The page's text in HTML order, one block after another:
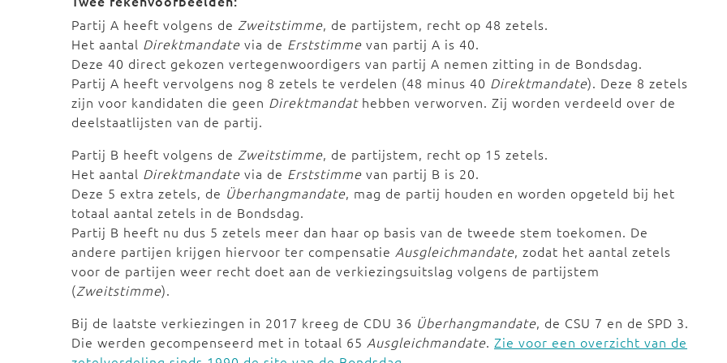
Partij A heeft volgens de Zweitstimme, de partijstem, recht op 48 zetels.
Het aantal Direktmandate via de Erststimme van partij A is 40.
Deze 40 direct gekozen vertegenwoordigers van partij A nemen zitting in de Bondsdag.
Partij A heeft vervolgens nog 8 zetels te verdelen (48 minus 40 Direktmandate). Deze 8 zetels
zijn voor kandidaten die geen Direktmandathebben verworven. Zij worden verdeeld over de
deelstaatlijsten van de partij.
Partij B heeft volgens de Zweitstimme, de partijstem, recht op 15 zetels.
Het aantal Direktmandate via de Erststimme van partij B is 20.
Deze 5 extra zetels, de Überhangmandate, mag de partij houden en worden opgeteld bij het
totaal aantal zetels in de Bondsdag.
Partij B heeft nu dus 5 zetels meer dan haar op basis van de tweede stem toekomen. De
andere partijen krijgen hiervoor ter compensatie Ausgleichmandate, zodat het aantal zetels
voor de partijen weer recht doet aan de verkiezingsuitslag volgens de partijstem
(Zweitstimme).
Bij de laatste verkiezingen in 2017 kreeg de CDU 36 Überhangmandate, de CSU 7 en de SPD 3.
Die werden gecompenseerd met in totaal 65 Ausgleichmandate. Zie voor een overzicht van de